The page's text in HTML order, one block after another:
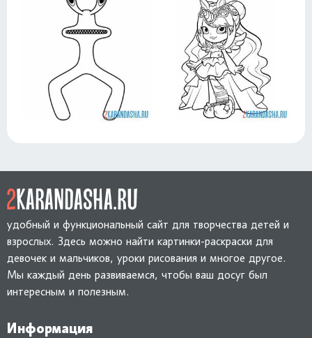
удобный и функциональный сайт для творчества детей и
взрослых. Здесь можно найти картинки-раскраски для
девочек и мальчиков, уроки рисования и многое другое.
Мы каждый день развиваемся, чтобы ваш досуг был
интересным и полезным.
Информация